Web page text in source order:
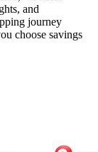
and
journey
choose savings